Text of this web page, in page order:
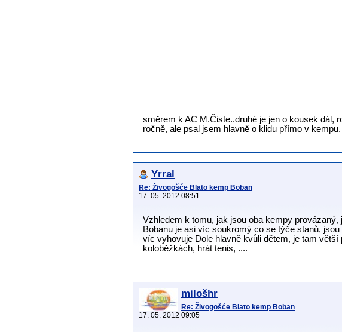
směrem k AC M.Čiste..druhé je jen o kousek dál,
ročně, ale psal jsem hlavně o klidu přímo v kempu.
Yrral
Re: Živogošće Blato kemp Boban
17. 05. 2012 08:51
Vzhledem k tomu, jak jsou oba kempy
Bobanu je asi víc soukromý co se týče stanů,
víc vyhovuje Dole hlavně kvůli dětem, je tam
koloběžkách, hrát tenis, ....
milošhr
Re: Živogošće Blato kemp Boban
17. 05. 2012 09:05